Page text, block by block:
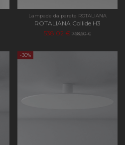
Lampade da parete ROTALIANA
ROTALIANA Collide H3
538,02 € 768,60 €
-30%